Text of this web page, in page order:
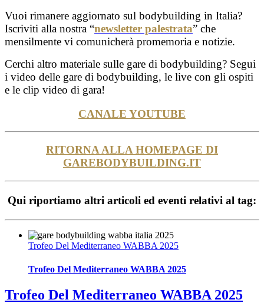
Vuoi rimanere aggiornato sul bodybuilding in Italia?
Iscriviti alla nostra “newsletter palestrata” che
mensilmente vi comunicherà promemoria e notizie.
Cerchi altro materiale sulle gare di bodybuilding? Segui
i video delle gare di bodybuilding, le live con gli ospiti
e le clip video di gara!
CANALE YOUTUBE
RITORNA ALLA HOMEPAGE DI
GAREBODYBUILDING.IT
Qui riportiamo altri articoli ed eventi relativi al tag:
Trofeo Del Mediterraneo WABBA 2025
Trofeo Del Mediterraneo WABBA 2025
Trofeo Del Mediterraneo WABBA 2025